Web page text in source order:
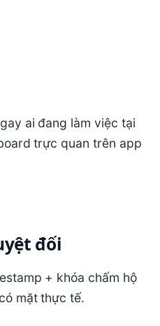
ai đang làm việc tại
trực quan trên app
đối
+ khóa chấm hộ
mặt thực tế.